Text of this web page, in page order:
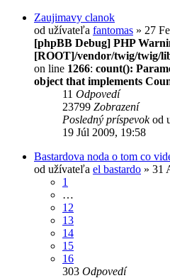
Zaujimavy clanok
od užívateľa fantomas » 27
[phpBB Debug] PHP
[ROOT]/vendor/twig/twig/
on line 1266: count():
object that implements
11 Odpovedí
23799 Zobrazení
Posledný príspevokod
19 Júl 2009, 19:58
Bastardova noda o tom co
od užívateľa el bastardo » 31
1
…
12
13
14
15
16
303 Odpovedí